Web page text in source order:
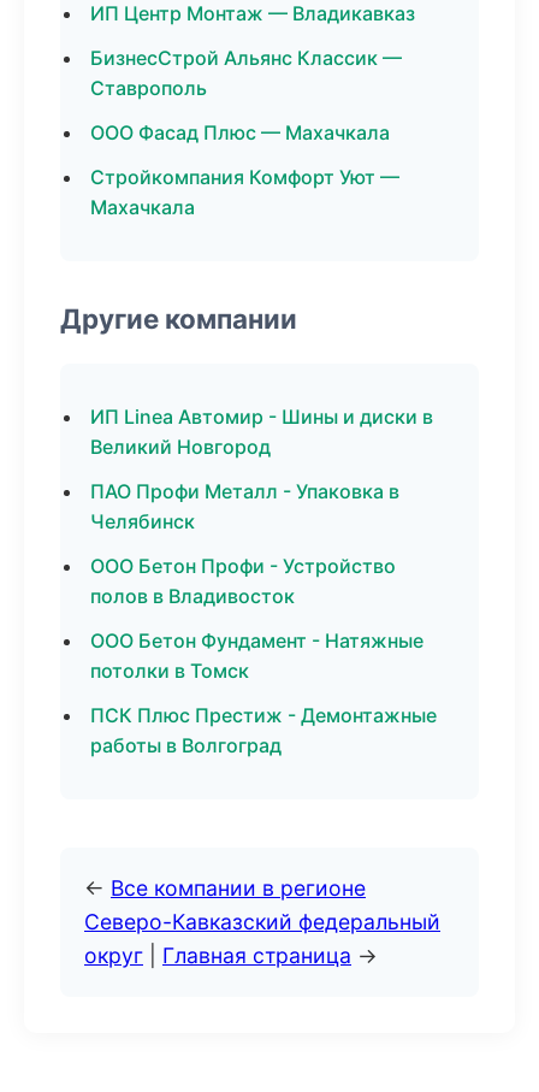
ИП Центр Монтаж — Владикавказ
БизнесСтрой Альянс Классик —
Ставрополь
ООО Фасад Плюс — Махачкала
Стройкомпания Комфорт Уют —
Махачкала
Другие компании
ИП Linea Автомир - Шины и диски в
Великий Новгород
ПАО Профи Металл - Упаковка в
Челябинск
ООО Бетон Профи - Устройство
полов в Владивосток
ООО Бетон Фундамент - Натяжные
потолки в Томск
ПСК Плюс Престиж - Демонтажные
работы в Волгоград
← Все компании в регионе
Северо-Кавказский федеральный
округ
Главная страница →